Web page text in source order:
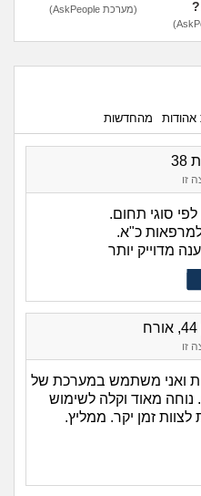
(מערכת AskPeople)
מהחדשות
זו
סוגי תחום.
כ"א.
מדוייק יותר
זו
ואני משתמש במערכת של
נוחה מאוד וקלה לשימוש
זמן יקר. ממליץ.